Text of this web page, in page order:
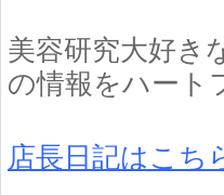
美容研究大好
の情報をハート
店長日記はこち